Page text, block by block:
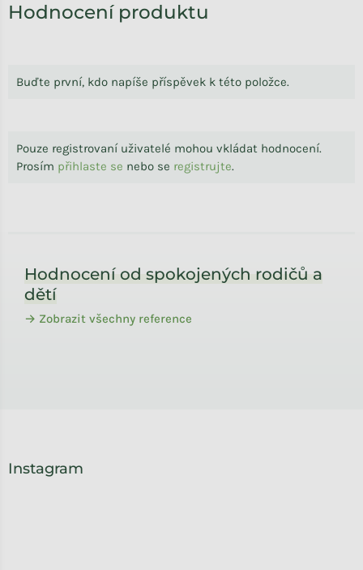
Hodnocení produktu
Buďte první, kdo napíše příspěvek k této položce.
Pouze registrovaní uživatelé mohou vkládat hodnocení.
Prosím přihlaste se nebo se registrujte.
Hodnocení od spokojených rodičů a
dětí
→ Zobrazit všechny reference
Instagram